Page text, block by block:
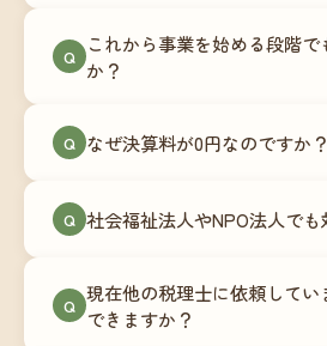
Zoomやチャットツールを使
り取りが中心ですので、地域
の事業者さまにご利用いただ
Q
これから事業を始める段階
か？
180,000円〜）をご用意して
談にも対応しています。
Q なぜ決算料が0円なのですか？
次で進めています。そのため
リプション型の料金体系を実
コストが事前にわかるので、
Q 社会福祉法人やNPO法人で
は営利法人とは会計基準や監
め、別途お見積りとなります
Q 現在他の税理士に依頼してい
できますか？